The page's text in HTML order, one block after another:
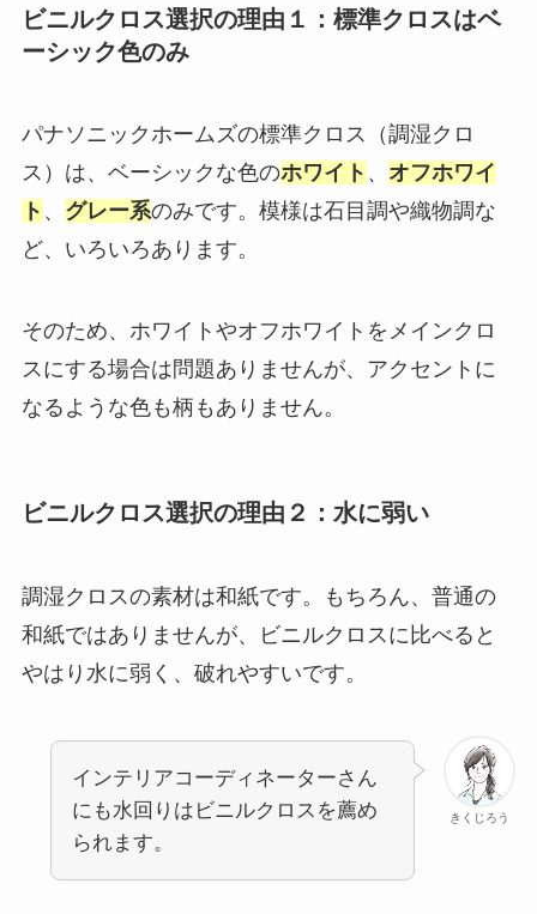
ビニルクロス選択の理由１：標準クロスはベ
ーシック色のみ
パナソニックホームズの標準クロス（調湿クロ
ス）は、ベーシックな色のホワイト 、 オフホワイ
ト 、 グレー系のみです。模様は石目調や織物調な
ど、いろいろあります。
そのため、ホワイトやオフホワイトをメインクロ
スにする場合は問題ありませんが、アクセントに
なるような色も柄もありません。
ビニルクロス選択の理由２：水に弱い
調湿クロスの素材は和紙です。もちろん、普通の
和紙ではありませんが、ビニルクロスに比べると
やはり水に弱く、破れやすいです。
きくじろう
インテリアコーディネーターさん
にも水回りはビニルクロスを薦め
られます。